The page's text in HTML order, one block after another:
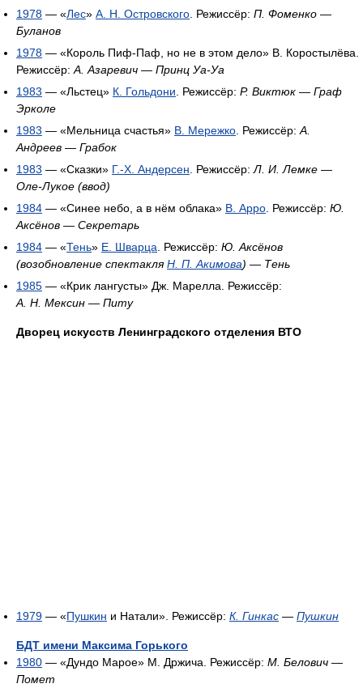
1978 — «Лес» А. Н. Островского. Режиссёр: П. Фоменко —
Буланов
1978 — «Король Пиф-Паф, но не в этом дело» В. Коростылёва.
Режиссёр:А. Азаревич — Принц Уа-Уа
1983 — «Льстец» К. Гольдони. Режиссёр: Р. Виктюк — Граф
Эрколе
1983 — «Мельница счастья» В. Мережко. Режиссёр:А.
Андреев — Грабок
1983 — «Сказки» Г.-Х. Андерсен. Режиссёр:Л. И. Лемке —
Оле-Лукое (ввод)
1984 — «Синее небо, а в нём облака» В. Арро. Режиссёр: Ю.
Аксёнов — Секретарь
1984 — «Тень» Е. Шварца. Режиссёр: Ю. Аксёнов
(возобновление спектакляН. П. Акимова) — Тень
1985 — «Крик лангусты» Дж. Марелла. Режиссёр:
А. Н. Мексин — Питу
Дворец искусств Ленинградского отделения ВТО
1979 — «Пушкин и Натали». Режиссёр: К. Гинкас — Пушкин
БДТ имени Максима Горького
1980 — «Дундо Марое» М. Држича. Режиссёр: М. Белович —
Помет